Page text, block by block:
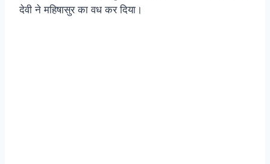
देवी ने महिषासुर का वध कर दिया।